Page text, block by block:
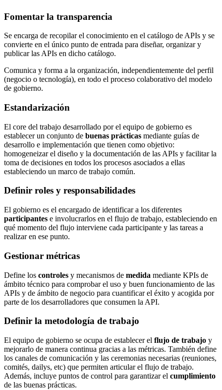
Fomentar la transparencia
Se encarga de recopilar el conocimiento en el catálogo de APIs y se
convierte en el único punto de entrada para diseñar, organizar y
publicar las APIs en dicho catálogo.
Comunica y forma a la organización, independientemente del perfil
(negocio o tecnología), en todo el proceso colaborativo del modelo
de gobierno.
Estandarización
El core del trabajo desarrollado por el equipo de gobierno es
establecer un conjunto de buenas prácticas mediante guías de
desarrollo e implementación que tienen como objetivo:
homogeneizar el diseño y la documentación de las APIs y facilitar la
toma de decisiones en todos los procesos asociados a ellas
estableciendo un marco de trabajo común.
Definir roles y responsabilidades
El gobierno es el encargado de identificar a los diferentes
participantes e involucrarlos en el flujo de trabajo, estableciendo en
qué momento del flujo interviene cada participante y las tareas a
realizar en ese punto.
Gestionar métricas
Define los controles y mecanismos de medida mediante KPIs de
ámbito técnico para comprobar el uso y buen funcionamiento de las
APIs y de ámbito de negocio para cuantificar el éxito y acogida por
parte de los desarrolladores que consumen la API.
Definir la metodología de trabajo
El equipo de gobierno se ocupa de establecer el flujo de trabajo y
mejorarlo de manera continua gracias a las métricas. También define
los canales de comunicación y las ceremonias necesarias (reuniones,
comités, dailys, etc) que permiten articular el flujo de trabajo.
Además, incluye puntos de control para garantizar el cumplimiento
de las buenas prácticas.